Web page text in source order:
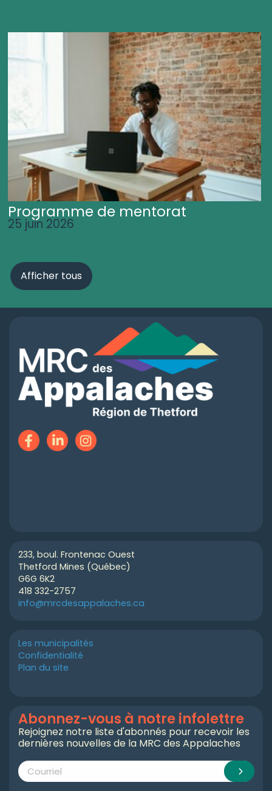
Programme de mentorat
25 juin 2026
Afficher tous
233, boul. Frontenac Ouest
Thetford Mines (Québec)
G6G 6K2
418 332-2757
info@mrcdesappalaches.ca
Les municipalités
Confidentialité
Plan du site
Abonnez-vous à notre infolettre
Rejoignez notre liste d'abonnés pour recevoir les
dernières nouvelles de la MRC des Appalaches